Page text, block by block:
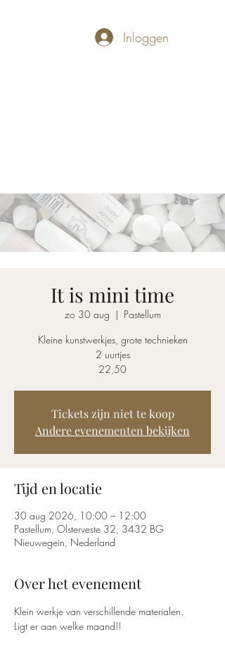
Inloggen
It is mini time
zo 30 aug
  |
Pastellum
Kleine kunstwerkjes, grote technieken
2 uurtjes
22,50
Tickets zijn niet te koop
Andere evenementen bekijken
Tijd en locatie
30 aug 2026, 10:00 – 12:00
Pastellum, Olsterveste 32, 3432 BG
Nieuwegein, Nederland
Over het evenement
Klein werkje van verschillende materialen.
Ligt er aan welke maand!!